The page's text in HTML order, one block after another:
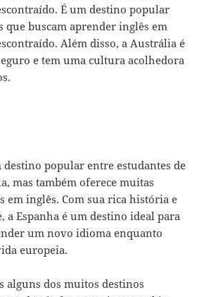
É um destino popular
que buscam aprender inglês em
Além disso, a Austrália é
e tem uma cultura acolhedora
destino popular entre estudantes de
mas também oferece muitas
em inglês. Com sua rica história e
Espanha é um destino ideal para
um novo idioma enquanto
europeia.
alguns dos muitos destinos